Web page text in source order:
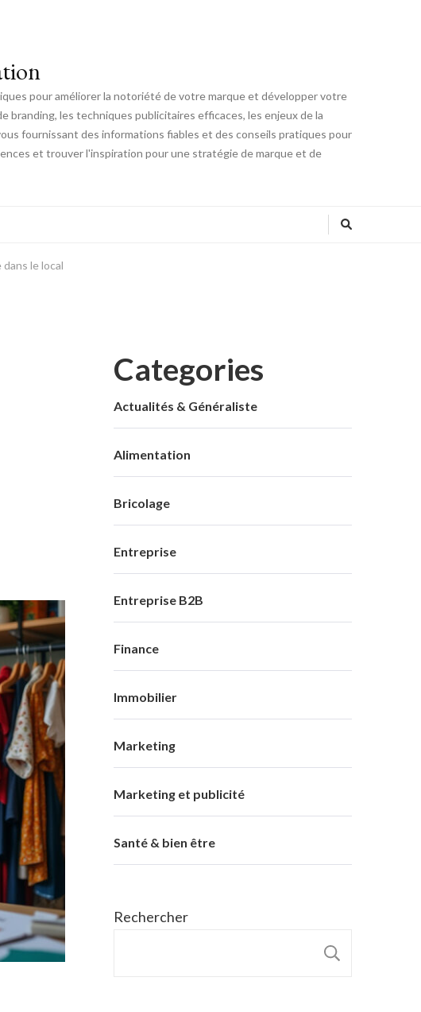
pour améliorer la notoriété de votre marque et développer votre
les techniques publicitaires efficaces, les enjeux de la
fournissant des informations fiables et des conseils pratiques pour
et trouver l'inspiration pour une stratégie de marque et de
le local
Categories
Actualités & Généraliste
Alimentation
Bricolage
Entreprise
Entreprise B2B
Finance
Immobilier
Marketing
Marketing et publicité
Santé & bien être
Rechercher